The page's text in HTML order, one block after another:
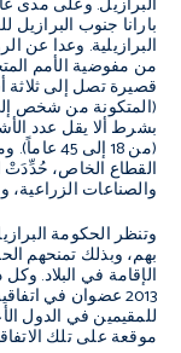
بارانا جنوب
البرازيلية. وعدا عن
من مفوضية الأمم
قصيرة تصل إلى ثلاثة
(المتكونة من شخص
بشرط ألا يقل عدد
(من 18
القطاع الخاص، حُدِّدَتْ
والصناعات الزراعية،
وتنظر الحكومة
بهم، وبذلك تمنحهم
الإقامة في البلاد.
2013 عضوان في
للمقيمين في الدول
موقعة على تلك